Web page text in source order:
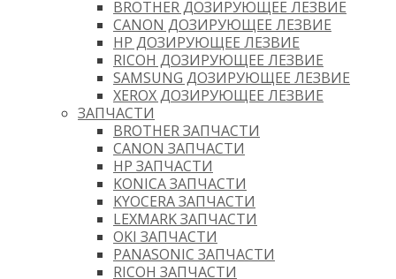
BROTHER ДОЗИРУЮЩЕЕ ЛЕЗВИЕ
CANON ДОЗИРУЮЩЕЕ ЛЕЗВИЕ
HP ДОЗИРУЮЩЕЕ ЛЕЗВИЕ
RICOH ДОЗИРУЮЩЕЕ ЛЕЗВИЕ
SAMSUNG ДОЗИРУЮЩЕЕ ЛЕЗВИЕ
XEROX ДОЗИРУЮЩЕЕ ЛЕЗВИЕ
ЗАПЧАСТИ
BROTHER ЗАПЧАСТИ
CANON ЗАПЧАСТИ
HP ЗАПЧАСТИ
KONICA ЗАПЧАСТИ
KYOCERA ЗАПЧАСТИ
LEXMARK ЗАПЧАСТИ
OKI ЗАПЧАСТИ
PANASONIC ЗАПЧАСТИ
RICOH ЗАПЧАСТИ